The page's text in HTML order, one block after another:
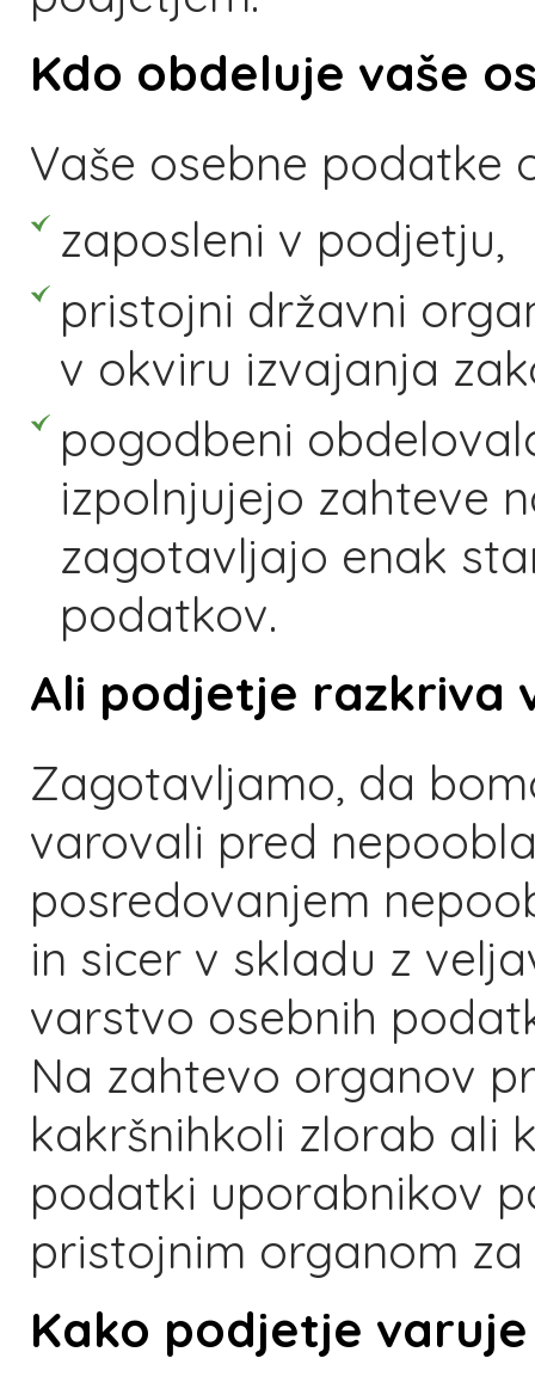
Kdo obdeluje vaše
Vaše osebne podatke
zaposleni v podjetju,
pristojni državni
v okviru izvajanja
pogodbeni
izpolnjujejo zahteve
zagotavljajo enak
podatkov.
Ali podjetje razkriva
Zagotavljamo, da
varovali pred
posredovanjem
in sicer v skladu z
varstvo osebnih
Na zahtevo organov
kakršnihkoli zlorab ali
podatki uporabnikov
pristojnim organom
Kako podjetje